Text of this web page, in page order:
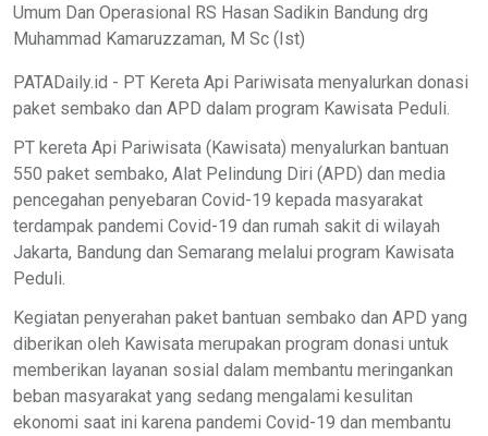
Umum Dan Operasional RS Hasan Sadikin Bandung drg
Muhammad Kamaruzzaman, M Sc (Ist)
PATADaily.id - PT Kereta Api Pariwisata menyalurkan donasi
paket sembako dan APD dalam program Kawisata Peduli.
PT kereta Api Pariwisata (Kawisata) menyalurkan bantuan
550 paket sembako, Alat Pelindung Diri (APD) dan media
pencegahan penyebaran Covid-19 kepada masyarakat
terdampak pandemi Covid-19 dan rumah sakit di wilayah
Jakarta, Bandung dan Semarang melalui program Kawisata
Peduli.
Kegiatan penyerahan paket bantuan sembako dan APD yang
diberikan oleh Kawisata merupakan program donasi untuk
memberikan layanan sosial dalam membantu meringankan
beban masyarakat yang sedang mengalami kesulitan
ekonomi saat ini karena pandemi Covid-19 dan membantu